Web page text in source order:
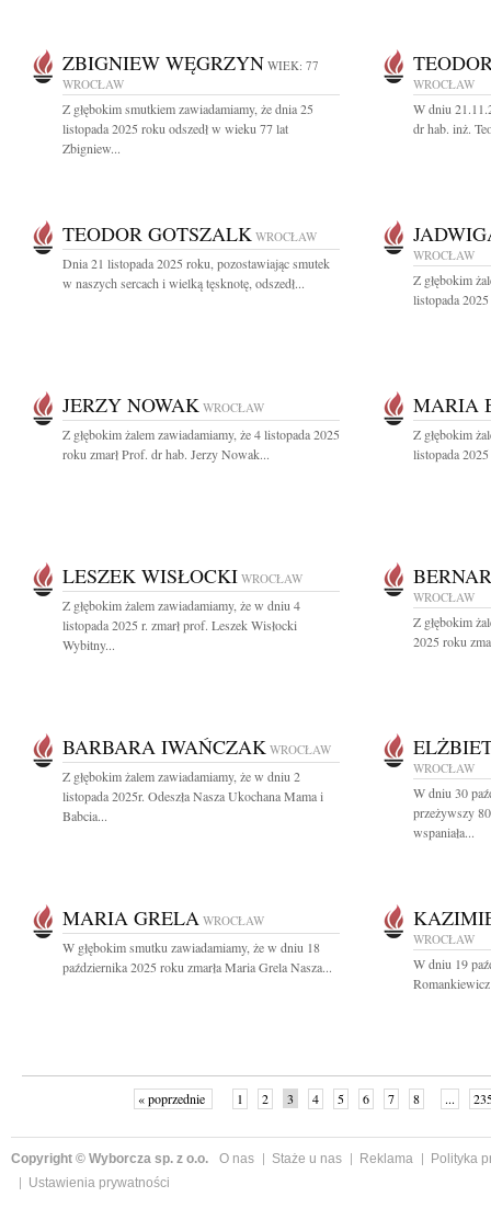
ZBIGNIEW WĘGRZYN WIEK: 77
WROCŁAW
Z głębokim smutkiem zawiadamiamy, że dnia 25
listopada 2025 roku odszedł w wieku 77 lat
Zbigniew...
WROCŁAW
W dniu
dr hab. inż.
TEODOR GOTSZALK WROCŁAW
Dnia 21 listopada 2025 roku, pozostawiając smutek
w naszych sercach i wielką tęsknotę, odszedł...
WROCŁAW
Z głębokim
listopada
JERZY NOWAK WROCŁAW
Z głębokim żalem zawiadamiamy, że 4 listopada 2025
roku zmarł Prof. dr hab. Jerzy Nowak...
MARIA
Z głębokim
listopada
LESZEK WISŁOCKI WROCŁAW
Z głębokim żalem zawiadamiamy, że w dniu 4
listopada 2025 r. zmarł prof. Leszek Wisłocki
Wybitny...
WROCŁAW
Z głębokim
2025 roku
BARBARA IWAŃCZAK WROCŁAW
Z głębokim żalem zawiadamiamy, że w dniu 2
listopada 2025r. Odeszła Nasza Ukochana Mama i
Babcia...
WROCŁAW
W dniu 30
przeżywszy
wspaniała...
MARIA GRELA WROCŁAW
W głębokim smutku zawiadamiamy, że w dniu 18
października 2025 roku zmarła Maria Grela Nasza...
WROCŁAW
W dniu 19
« poprzednie 1 2 3 4 5 6 7 8 ...
Copyright © Wyborcza sp. z o.o. O nas Staże u nas Reklama
Polityka
Ustawienia prywatności